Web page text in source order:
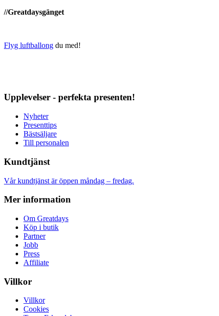
//Greatdaysgänget
Flyg luftballong du med!
Upplevelser - perfekta presenten!
Nyheter
Presenttips
Bästsäljare
Till personalen
Kundtjänst
Vår kundtjänst är öppen måndag – fredag.
Mer information
Om Greatdays
Köp i butik
Partner
Jobb
Press
Affiliate
Villkor
Villkor
Cookies